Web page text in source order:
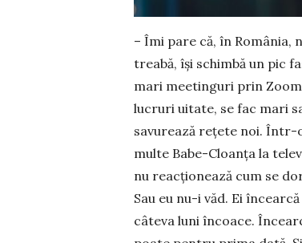
– Îmi pare că, în România,
treabă, își schimbă un pic
mari meetinguri prin
lucruri uitate, se fac mari
savurează rețete noi. Într-
multe Babe-Cloanța la
nu reacționează cum se
Sau eu nu-i văd. Ei
câteva luni încoa­ce.